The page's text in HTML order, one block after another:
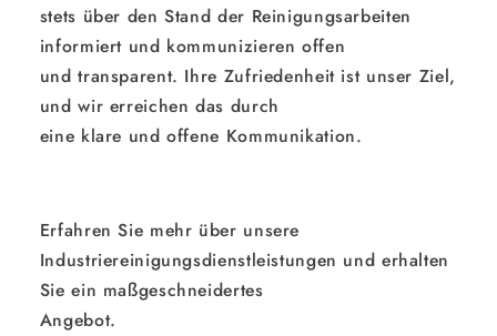
stets über den Stand der Reinigungsarbeiten
informiert und kommunizieren offen
und transparent. Ihre Zufriedenheit ist unser Ziel,
und wir erreichen das durch
eine klare und offene Kommunikation.
Erfahren Sie mehr über unsere
Industriereinigungsdienstleistungen und erhalten
Sie ein maßgeschneidertes
Angebot.